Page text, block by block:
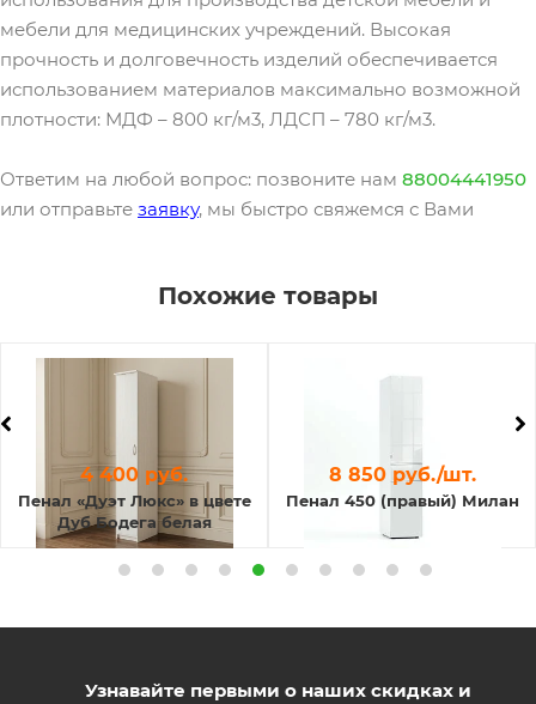
мебели для медицинских учреждений. Высокая
прочность и долговечность изделий обеспечивается
использованием материалов максимально возможной
плотности: МДФ – 800 кг/м3, ЛДСП – 780 кг/м3.
Ответим на любой вопрос: позвоните нам 88004441950
или отправьте заявку, мы быстро свяжемся с Вами
Похожие товары
Пенал «Дуэт Люкс» в цвете
Дуб Бодега белая
4 400 руб.
Пенал 450 (правый) Милан
8 850 руб./шт.
Узнавайте первыми о наших скидках и